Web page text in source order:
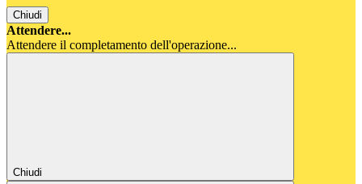
Chiudi
Attendere...
Attendere il completamento dell'operazione...
Chiudi